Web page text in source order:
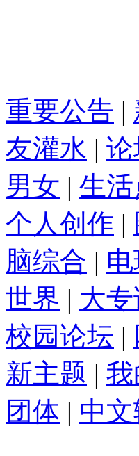
重要公告 |
友灌水 |
男女 | 生
个人创作 |
脑综合 |
世界 | 大
校园论坛 |
新主题 |
团体 | 中文